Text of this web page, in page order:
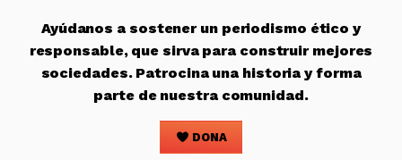
Ayúdanos a sostener un periodismo ético y
responsable, que sirva para construir mejores
sociedades. Patrocina una historia y forma
parte de nuestra comunidad.
DONA